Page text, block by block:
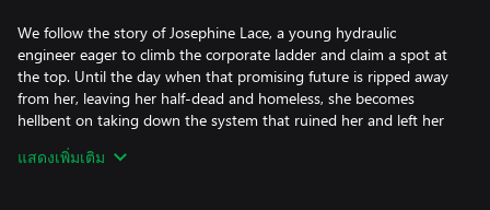
We follow the story of Josephine Lace, a young hydraulic
engineer eager to climb the corporate ladder and claim a spot at
the top. Until the day when that promising future is ripped away
from her, leaving her half-dead and homeless, she becomes
hellbent on taking down the system that ruined her and left her
people sympathetic to her cause, every one with secrets of their
แสดงเพิ่มเติม